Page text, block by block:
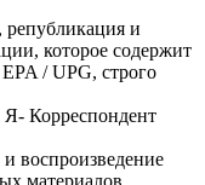
и
которое содержит
/ UPG, строго
Я- Корреспондент
воспроизведение
материалов,